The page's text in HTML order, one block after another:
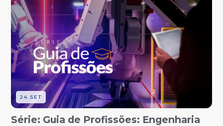
24.SET
Série: Guia de Profissões: Engenharia